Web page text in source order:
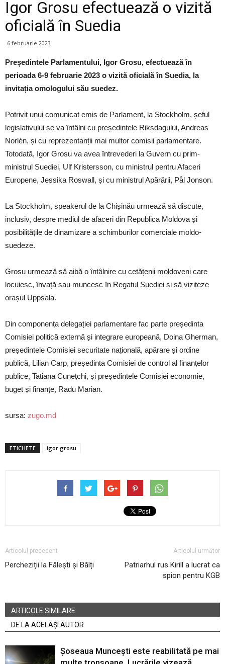
Igor Grosu efectuează o vizită
oficială în Suedia
6 februarie 2023
Președintele Parlamentului, Igor Grosu, efectuează în
perioada 6-9 februarie 2023 o vizită oficială în Suedia, la
invitația omologului său suedez.
Potrivit unui comunicat emis de Parlament, la Stockholm, șeful
legislativului se va întâlni cu președintele Riksdagului, Andreas
Norlén, și cu reprezentanții mai multor comisii parlamentare.
Totodată, Igor Grosu va avea întrevederi la Guvern cu prim-
ministrul Suediei, Ulf Kristersson, cu ministrul pentru Afaceri
Europene, Jessika Roswall, și cu ministrul Apărării, Pål Jonson.
La Stockholm, speakerul de la Chișinău urmează să discute,
inclusiv, despre mediul de afaceri din Republica Moldova și
posibilitățile de dinamizare a schimburilor comerciale moldo-
suedeze.
Grosu urmează să aibă o întâlnire cu cetățenii moldoveni care
locuiesc, învață sau muncesc în Regatul Suediei și să viziteze
orașul Uppsala.
Din componența delegației parlamentare fac parte președinta
Comisiei politică externă și integrare europeană, Doina Gherman,
președintele Comisiei securitate națională, apărare și ordine
publică, Lilian Carp, președinta Comisiei de control al finanțelor
publice, Tatiana Cunețchi, și președintele Comisiei economie,
buget și finanțe, Radu Marian.
sursa: zugo.md
ETICHETE igor grosu
Articolul precedent
Percheziții la Fălești și Bălți
Articolul următor
Patriarhul rus Kirill a lucrat ca
spion pentru KGB
ARTICOLE SIMILARE
DE LA ACELAȘI AUTOR
Șoseaua Muncești este reabilitată pe mai